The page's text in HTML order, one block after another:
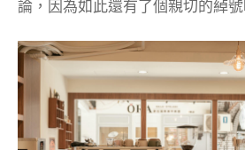
論，因為如此還有了個親切的綽號